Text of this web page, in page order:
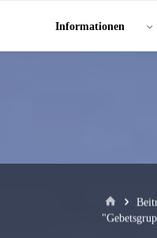
Informationen
Start